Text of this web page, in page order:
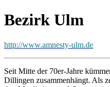
Bezirk Ulm
http://www.amnesty-ulm.de
Seit Mitte der 70er-Jahre
Dillingen zusammenhängt. Als